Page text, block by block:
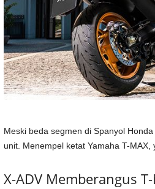
Meski beda segmen di Spanyol
unit. Menempel ketat Yamaha T-MAX,
X-ADV Memberangus